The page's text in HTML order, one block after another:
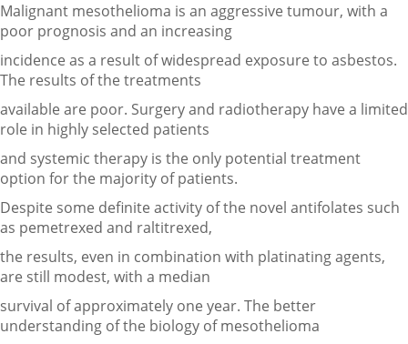
Malignant mesothelioma is an aggressive tumour, with a
poor prognosis and an increasing
incidence as a result of widespread exposure to asbestos.
The results of the treatments
available are poor. Surgery and radiotherapy have a limited
role in highly selected patients
and systemic therapy is the only potential treatment
option for the majority of patients.
Despite some definite activity of the novel antifolates such
as pemetrexed and raltitrexed,
the results, even in combination with platinating agents,
are still modest, with a median
survival of approximately one year. The better
understanding of the biology of mesothelioma